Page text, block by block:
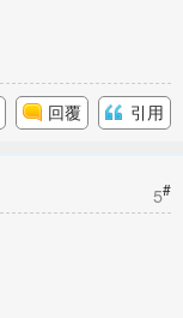
回覆 引用
5#